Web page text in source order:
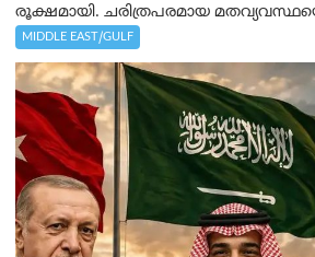
രൂക്ഷമായി. ചരിത്രപരമായ
MIDDLE EAST/GULF